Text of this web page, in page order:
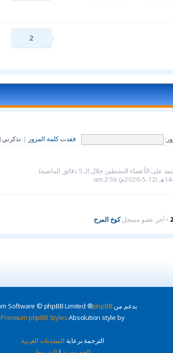
2
فقدت كلمة المرور | تذكرني
• آخر عضو مسجلكوخ المرح
بدعم من phpBB
® Forum Software © phpBB Limited
Absolution style by
Premium phpBB Styles
الترجمة برعاية المنتديات العربية